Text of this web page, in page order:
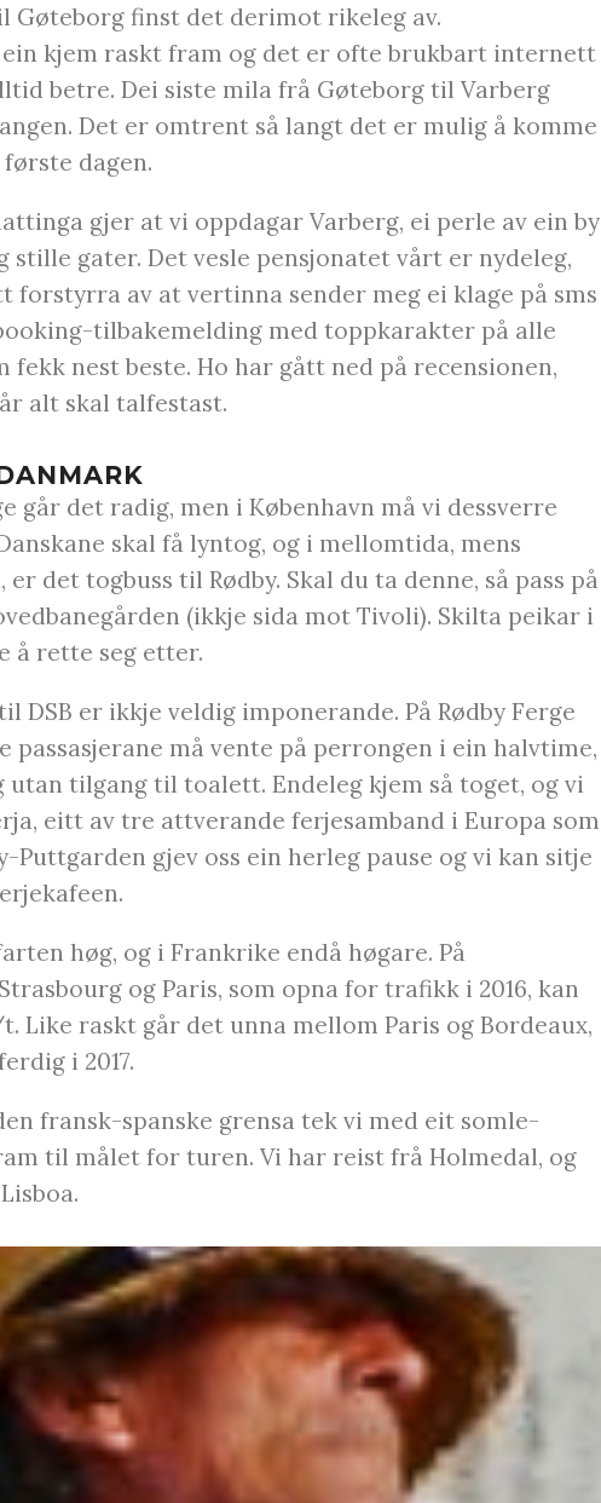
Gøteborg finst det derimot rikeleg av.
ein kjem raskt fram og det er ofte brukbart internett
betre. Dei siste mila frå Gøteborg til Varberg
Det er omtrent så langt det er mulig å komme
dagen.
gjer at vi oppdagar Varberg, ei perle av ein by
stille gater. Det vesle pensjonatet vårt er nydeleg,
forstyrra av at vertinna sender meg ei klage på sms
tilbakemelding med toppkarakter på alle
nest beste. Ho har gått ned på recensionen,
alt skal talfestast.
går det radig, men i København må vi dessverre
skal få lyntog, og i mellomtida, mens
det togbuss til Rødby. Skal du ta denne, så pass på
(ikkje sida mot Tivoli). Skilta peikar i
å rette seg etter.
DSB er ikkje veldig imponerande. På Rødby Ferge
passasjerane må vente på perrongen i ein halvtime,
tilgang til toalett. Endeleg kjem så toget, og vi
eitt av tre attverande ferjesamband i Europa som
Puttgarden gjev oss ein herleg pause og vi kan sitje
høg, og i Frankrike endå høgare. På
og Paris, som opna for trafikk i 2016, kan
Like raskt går det unna mellom Paris og Bordeaux,
i 2017.
fransk-spanske grensa tek vi med eit somle-
til målet for turen. Vi har reist frå Holmedal, og